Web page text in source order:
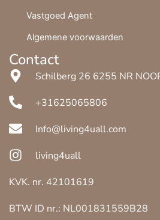
Vastgoed Agent
Algemene voorwaarden
Contact
Schilberg 26 6255 NR
+31625065806
Info@living4uall.com
living4uall
KVK. nr. 42101619
BTW ID nr.: NL001831559B28